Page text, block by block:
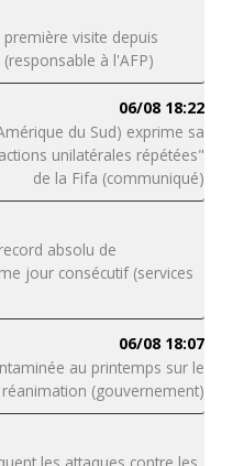
visite depuis
à l'AFP)
06/08 18:22
du Sud) exprime sa
unilatérales répétées"
de la Fifa (communiqué)
absolu de
jour consécutif (services
06/08 18:07
au printemps sur le
(gouvernement)